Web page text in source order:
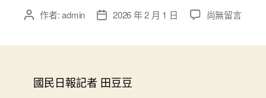
文 作者:admin
文
期
2026 年 2 月 1 日
在
尚無留言
國民日報記者 田豆豆